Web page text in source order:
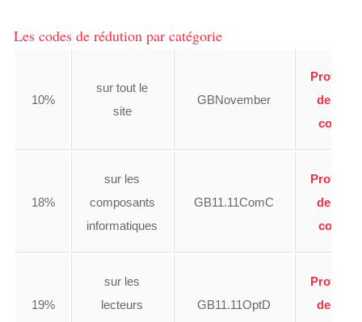
Les codes de rédution par catégorie
10%
sur tout le
site
GBNovember
Profiter
de ce
code
18%
sur les
composants
informatiques
GB11.11ComC
Profiter
de ce
code
19%
sur les
lecteurs
GB11.11OptD
Profiter
de ce